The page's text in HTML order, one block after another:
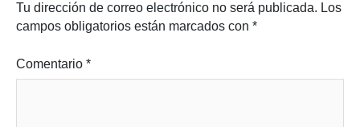
Tu dirección de correo electrónico no será publicada. Los
campos obligatorios están marcados con *
Comentario *